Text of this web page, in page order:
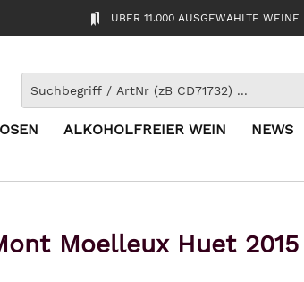
ÜBER 11.000 AUSGEWÄHLTE WEINE
ALKOHOLFREIER WEIN NEWS
Moelleux Huet 2015